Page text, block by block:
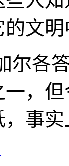
文
尔各
，
事